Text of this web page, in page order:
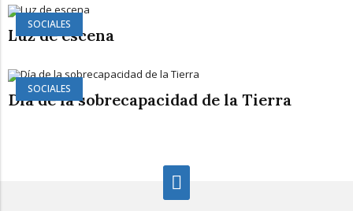
SOCIALES
Luz de escena
SOCIALES
Día de la sobrecapacidad de la Tierra